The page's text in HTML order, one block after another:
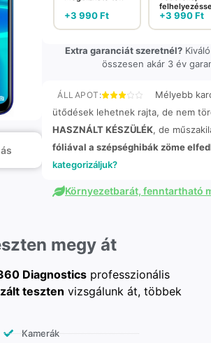
+3 990Ft +3 990Ft
Extra garanciát szeretnél?
összesen akár 3 év
ÁLLAPOT:
Mélyebb
ütődések lehetnek rajta, de nem
HASZNÁLT KÉSZÜLÉK, de
fóliával a szépséghibák zöme
kategorizáljuk?
Környezetbarát, fenntartható
megy át
Diagnostics professzionális
teszten vizsgálunk át, többek
Kamerák